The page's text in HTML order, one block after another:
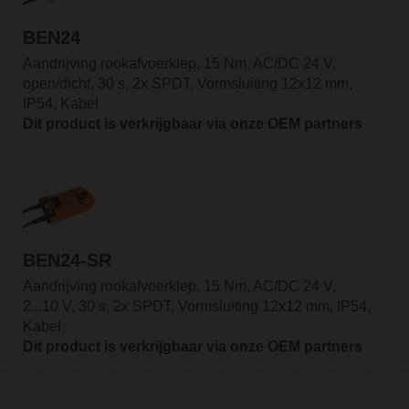
BEN24
Aandrijving rookafvoerklep, 15 Nm, AC/DC 24 V,
open/dicht, 30 s, 2x SPDT, Vormsluiting 12x12 mm,
IP54, Kabel
Dit product is verkrijgbaar via onze OEM partners
BEN24-SR
Aandrijving rookafvoerklep, 15 Nm, AC/DC 24 V,
2...10 V, 30 s, 2x SPDT, Vormsluiting 12x12 mm, IP54,
Kabel
Dit product is verkrijgbaar via onze OEM partners